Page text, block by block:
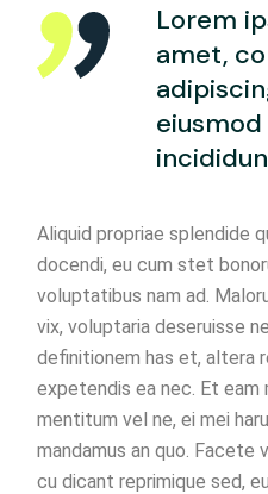
Lorem
amet,
Aliquid propriae splendide
docendi, eu cum stet
voluptatibus nam ad.
vix, voluptaria deseruisse
definitionem has et, altera
expetendis ea nec. Et eam
mentitum vel ne, ei mei
mandamus an quo. Facete
cu dicant reprimique sed,